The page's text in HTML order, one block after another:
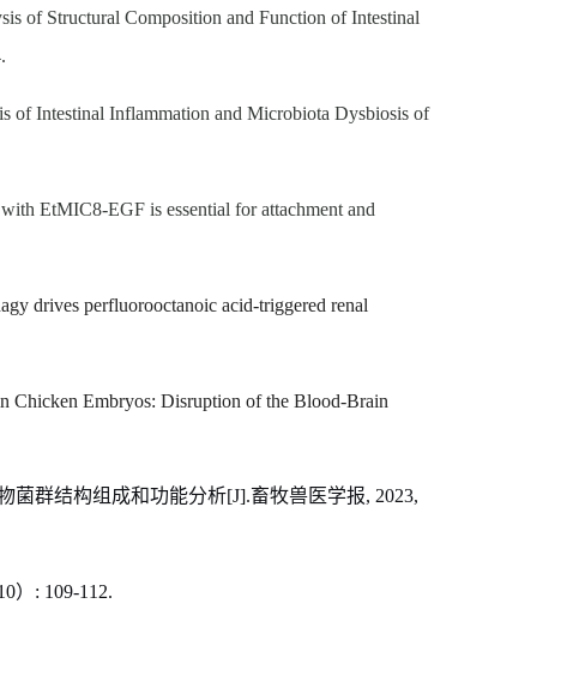
of Structural Composition and Function of Intestinal
of Intestinal Inflammation and Microbiota Dysbiosis of
EtMIC8-EGF is essential for attachment and
drives perfluorooctanoic acid-triggered renal
Chicken Embryos: Disruption of the Blood-Brain
菌群结构组成和功能分析[J].畜牧兽医学报, 2023,
） : 109-112.